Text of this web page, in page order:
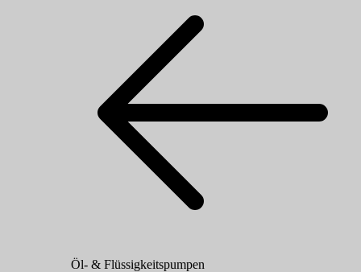
Öl- & Flüssigkeitspumpen